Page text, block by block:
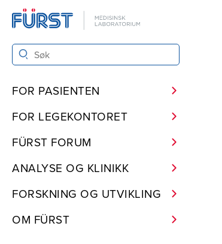
FOR PASIENTEN
FOR LEGEKONTORET
FÜRST FORUM
ANALYSE OG KLINIKK
FORSKNING OG UTVIKLING
OM FÜRST